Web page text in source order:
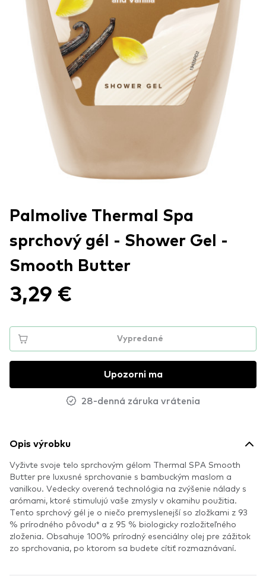
Palmolive Thermal Spa
sprchový gél - Shower Gel -
Smooth Butter
3,29 €
Vypredané
Upozorni ma
28-denná záruka vrátenia
Opis výrobku
Vyživte svoje telo sprchovým gélom Thermal SPA Smooth
Butter pre luxusné sprchovanie s bambuckým maslom a
vanilkou. Vedecky overená technológia na zvýšenie nálady s
arómami, ktoré stimulujú vaše zmysly v okamihu použitia.
Tento sprchový gél je o niečo premyslenejší so zložkami z 93
% prírodného pôvodu* a z 95 % biologicky rozložiteľného
zloženia. Obsahuje 100% prírodný esenciálny olej pre zážitok
zo sprchovania, po ktorom sa budete cítiť rozmaznávaní.